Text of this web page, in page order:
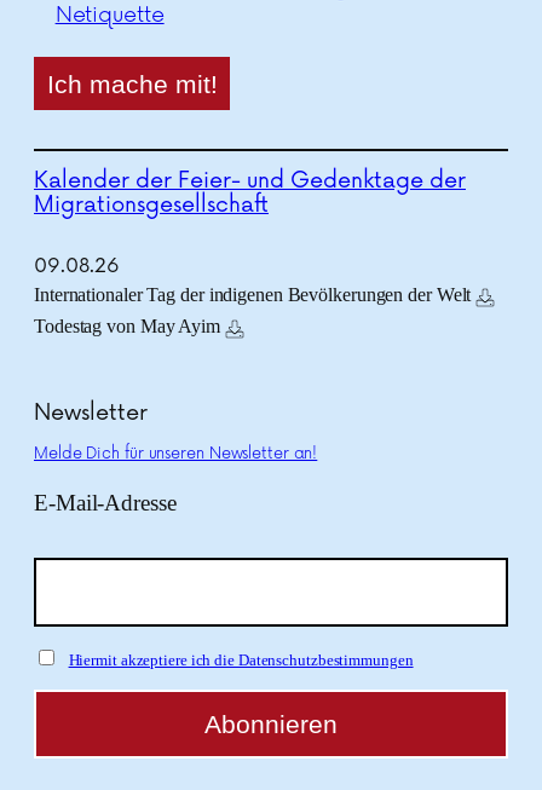
Netiquette
Kalender der Feier- und Gedenktage der
Migrationsgesellschaft
09.08.26
Internationaler Tag der indigenen Bevölkerungen der Welt
Todestag von May Ayim
Newsletter
Melde Dich für unseren Newsletter an!
E-Mail-Adresse
Hiermit akzeptiere ich die Datenschutzbestimmungen